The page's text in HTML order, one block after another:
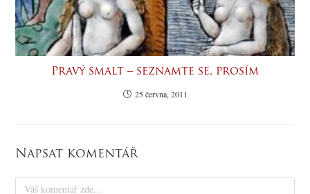
Pravý smalt – seznamte se, prosím
25 června, 2011
Napsat komentář